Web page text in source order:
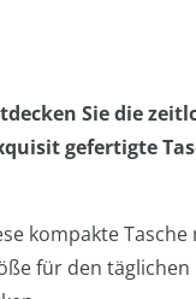
Sie die
gefertigte
kompakte
für den